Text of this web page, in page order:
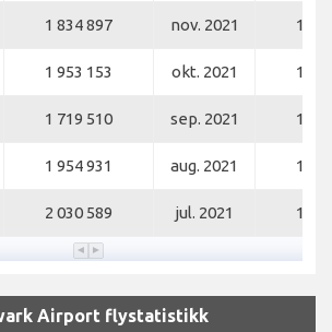
1 834 897 nov. 2021 1
1 953 153 okt. 2021 1
1 719 510 sep. 2021 1
1 954 931 aug. 2021 1
2 030 589 jul. 2021 1
Airport flystatistikk